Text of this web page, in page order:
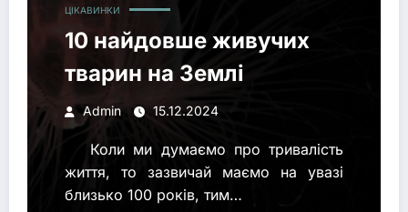
ЦІКАВИНКИ
10 найдовше живучих
тварин на Землі
Admin 15.12.2024
Коли ми думаємо про тривалість
життя, то зазвичай маємо на увазі
близько 100 років, тим…